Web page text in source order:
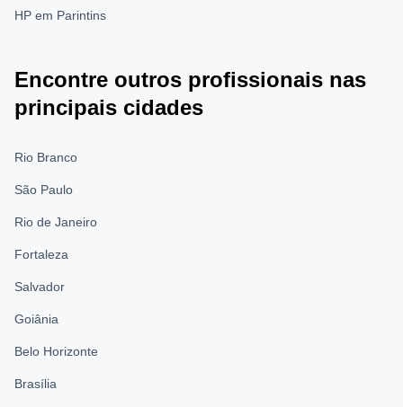
HP em Parintins
Encontre outros profissionais nas
principais cidades
Rio Branco
São Paulo
Rio de Janeiro
Fortaleza
Salvador
Goiânia
Belo Horizonte
Brasília